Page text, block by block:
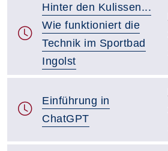
Hinter den Kulissen...
Wie funktioniert die
Technik im Sportbad
Ingolst
Einführung in
ChatGPT